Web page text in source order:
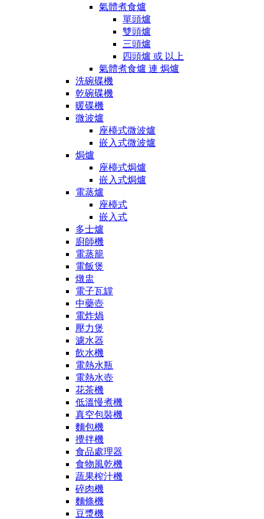
氣體煮食爐
單頭爐
雙頭爐
三頭爐
四頭爐 或 以上
氣體煮食爐 連 焗爐
洗碗碟機
乾碗碟機
暖碟機
微波爐
座檯式微波爐
嵌入式微波爐
焗爐
座檯式焗爐
嵌入式焗爐
電蒸爐
座檯式
嵌入式
多士爐
廚師機
電蒸籠
電飯煲
燉盅
電子瓦罉
中藥壺
電炸煱
壓力煲
濾水器
飲水機
電熱水瓶
電熱水壺
花茶機
低溫慢煮機
真空包裝機
麵包機
攪拌機
食品處理器
食物風乾機
蔬果榨汁機
碎肉機
麵條機
豆漿機